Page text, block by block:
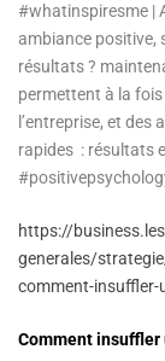
#whatinspiresme |
ambiance positive,
résultats ?
permettent à la
l’entreprise, et
rapides : résultats
https://
generales/
comment-insuffler-
Comment insuffler